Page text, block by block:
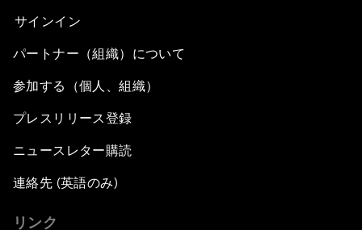
サインイン
パートナー（組織）について
参加する（個人、組織）
プレスリリース登録
ニュースレター購読
連絡先 (英語のみ)
リンク